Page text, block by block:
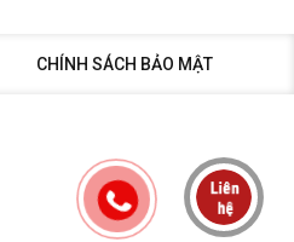
CHÍNH SÁCH BẢO MẬT